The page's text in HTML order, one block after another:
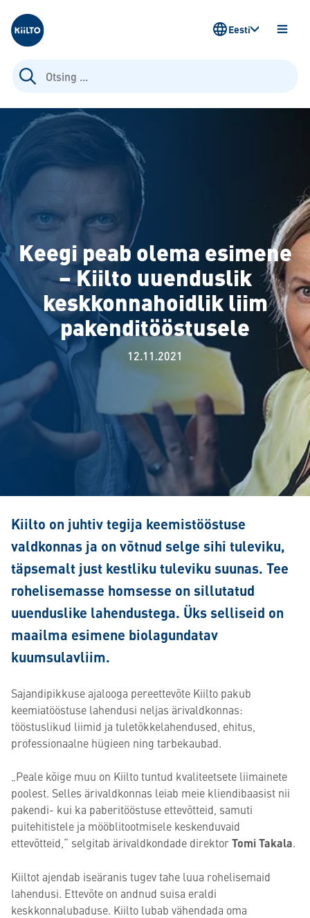
Kiilto Estonia
Otsi:
AVA
Eesti
Keegi peab olema esimene
– Kiilto uuenduslik
keskkonnahoidlik liim
pakenditööstusele
12.11.2021
Kiilto on juhtiv tegija keemistööstuse
valdkonnas ja on võtnud selge sihi tuleviku,
täpsemalt just kestliku tuleviku suunas. Tee
rohelisemasse homsesse on sillutatud
uuenduslike lahendustega. Üks selliseid on
maailma esimene biolagundatav
kuumsulavliim.
Sajandipikkuse ajalooga pereettevõte Kiilto pakub
keemiatööstuse lahendusi neljas ärivaldkonnas:
tööstuslikud liimid ja tuletõkkelahendused, ehitus,
professionaalne hügieen ning tarbekaubad.
„Peale kõige muu on Kiilto tuntud kvaliteetsete liimainete
poolest. Selles ärivaldkonnas leiab meie kliendibaasist nii
pakendi- kui ka paberitööstuse ettevõtteid, samuti
puitehitistele ja mööblitootmisele keskenduvaid
ettevõtteid,“ selgitab ärivaldkondade direktorTomi Takala.
Kiiltot ajendab iseäranis tugev tahe luua rohelisemaid
lahendusi. Ettevõte on andnud suisa eraldi
keskkonnalubaduse. Kiilto lubab vähendada oma